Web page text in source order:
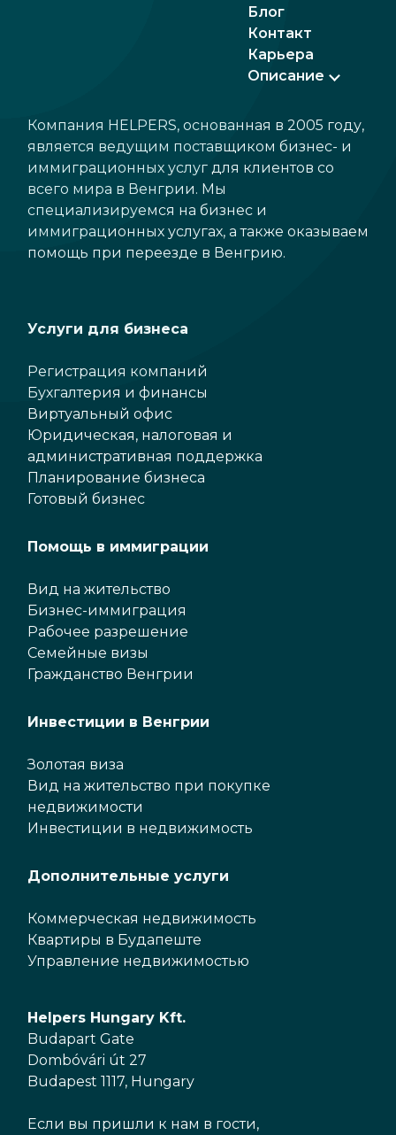
Блог
Контакт
Карьера
Описание
Компания HELPERS, основанная в 2005 году,
является ведущим поставщиком бизнес- и
иммиграционных услуг для клиентов со
всего мира в Венгрии. Мы
специализируемся на бизнес и
иммиграционных услугах, а также оказываем
помощь при переезде в Венгрию.
Услуги для бизнеса
Регистрация компаний
Бухгалтерия и финансы
Виртуальный офис
Юридическая, налоговая и
административная поддержка
Планирование бизнеса
Готовый бизнес
Помощь в иммиграции
Вид на жительство
Бизнес-иммиграция
Рабочее разрешение
Семейные визы
Гражданство Венгрии
Инвестиции в Венгрии
Золотая виза
Вид на жительство при покупке
недвижимости
Инвестиции в недвижимость
Дополнительные услуги
Коммерческая недвижимость
Квартиры в Будапеште
Управление недвижимостью
Helpers Hungary Kft.
Budapart Gate
Dombóvári út 27
Budapest 1117, Hungary
Если вы пришли к нам в гости,